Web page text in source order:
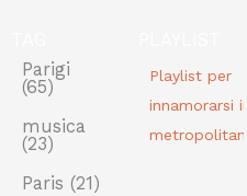
Playlist per
innamorarsi in
metropolitana
Parigi
(65)
musica
(23)
Paris(21)